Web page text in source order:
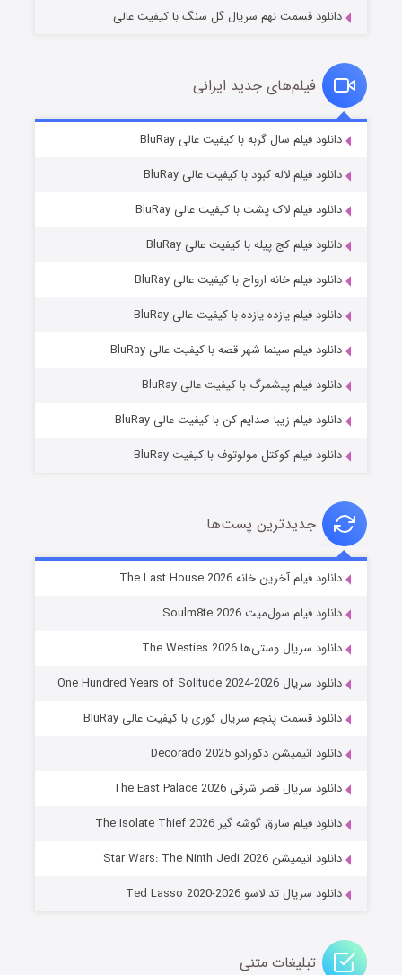
قسمت۲ (زیرنویس) منتشر شد
شوگر فصل ۲
خاندان اژدها فصل ۳
قسمت۶ (زیرنویس) منتشر شد
دانلود قسمت نهم سریال گل سنگ با کیفیت عالی
فیلم‌های جدید ایرانی
دانلود فیلم سال گربه با کیفیت عالی BluRay
دانلود فیلم لاله کبود با کیفیت عالی BluRay
دانلود فیلم لاک پشت با کیفیت عالی BluRay
دانلود فیلم کج‌ پیله با کیفیت عالی BluRay
دانلود فیلم خانه ارواح با کیفیت عالی BluRay
دانلود فیلم یازده یازده با کیفیت عالی BluRay
دانلود فیلم سینما شهر قصه با کیفیت عالی BluRay
دانلود فیلم پیشمرگ با کیفیت عالی BluRay
دانلود فیلم زیبا صدایم کن با کیفیت عالی BluRay
دانلود فیلم کوکتل مولوتوف با کیفیت BluRay
جدیدترین پست‌ها
دانلود فیلم آخرین خانه The Last House 2026
دانلود فیلم سول‌میت Soulm8te 2026
دانلود سریال وستی‌ها The Westies 2026
دانلود سریال One Hundred Years of Solitude 2024-2026
دانلود قسمت پنجم سریال کوری با کیفیت عالی BluRay
دانلود انیمیشن دکورادو Decorado 2025
دانلود سریال قصر شرقی The East Palace 2026
دانلود فیلم سارق گوشه گیر The Isolate Thief 2026
دانلود انیمیشن Star Wars: The Ninth Jedi 2026
دانلود سریال تد لاسو Ted Lasso 2020-2026
تبلیغات متنی